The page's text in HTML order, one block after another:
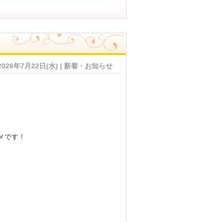
年7月22日(水) | 新着・お知らせ
です！